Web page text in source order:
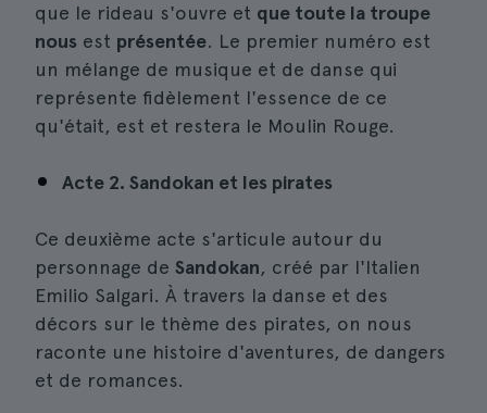
que le rideau s'ouvre et que toute la troupe
nous est présentée. Le premier numéro est
un mélange de musique et de danse qui
représente fidèlement l'essence de ce
qu'était, est et restera le Moulin Rouge.
Acte 2. Sandokan et les pirates
Ce deuxième acte s'articule autour du
personnage de Sandokan, créé par l'Italien
Emilio Salgari. À travers la danse et des
décors sur le thème des pirates, on nous
raconte une histoire d'aventures, de dangers
et de romances.